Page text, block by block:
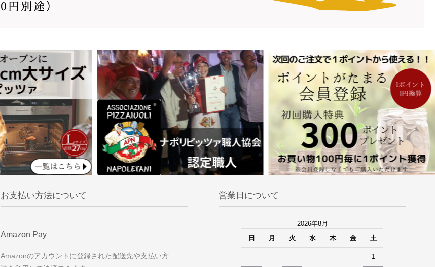
お支払い方法について
Amazon Pay
Amazonのアカウントに登録された配送先や支払い方
営業日について
2026年8月
日
月 火 水 木 金 土
1